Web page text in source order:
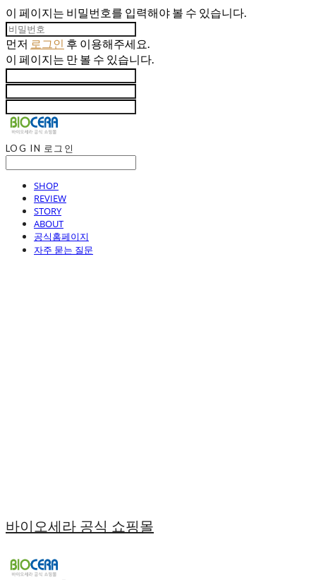
이 페이지는 비밀번호를 입력해야 볼 수 있습니다.
먼저 로그인 후 이용해주세요.
이 페이지는 만 볼 수 있습니다.
LOG IN 로그인
SHOP
REVIEW
STORY
ABOUT
공식홈페이지
자주 묻는 질문
바이오세라 공식 쇼핑몰